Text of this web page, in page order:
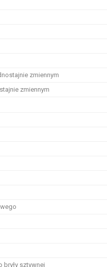
zmiennym
zmiennym
bryły sztywnej